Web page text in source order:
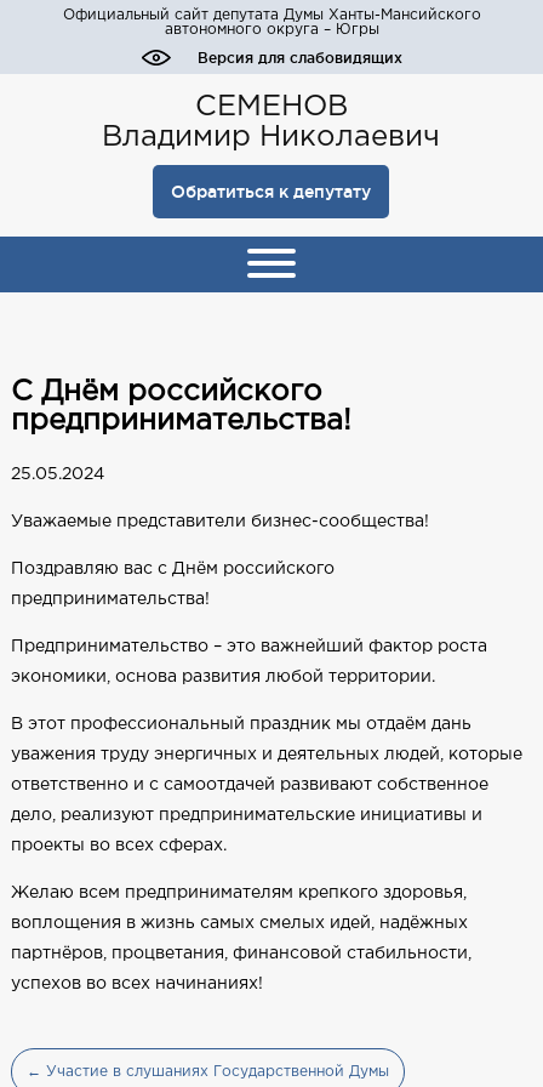
Официальный сайт депутата Думы Ханты-Мансийского
автономного округа – Югры
Версия для слабовидящих
СЕМЕНОВ
Владимир Николаевич
Обратиться к депутату
С Днём российского
предпринимательства!
25.05.2024
Уважаемые представители бизнес-сообщества!
Поздравляю вас с Днём российского
предпринимательства!
Предпринимательство – это важнейший фактор роста
экономики, основа развития любой территории.
В этот профессиональный праздник мы отдаём дань
уважения труду энергичных и деятельных людей, которые
ответственно и с самоотдачей развивают собственное
дело, реализуют предпринимательские инициативы и
проекты во всех сферах.
Желаю всем предпринимателям крепкого здоровья,
воплощения в жизнь самых смелых идей, надёжных
партнёров, процветания, финансовой стабильности,
успехов во всех начинаниях!
← Участие в слушаниях Государственной Думы